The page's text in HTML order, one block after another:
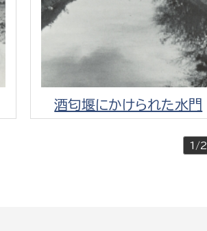
酒匂堰にかけられた水門
1/2